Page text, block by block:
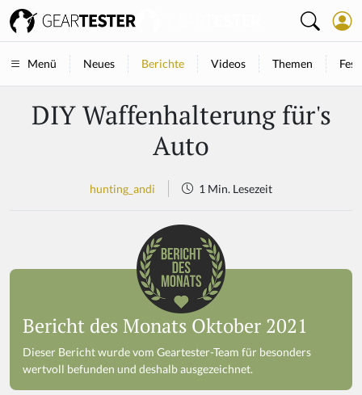
Menü Neues Berichte Videos Themen
DIY Waffenhalterung für's
Auto
hunting_andi 1 Min. Lesezeit
Bericht des Monats Oktober 2021
Dieser Bericht wurde vom Geartester-Team für besonders
wertvoll befunden und deshalb ausgezeichnet.